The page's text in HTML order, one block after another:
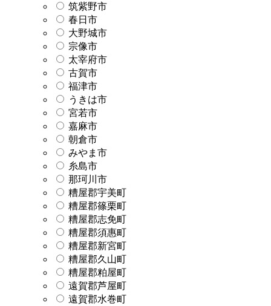
筑紫野市
春日市
大野城市
宗像市
太宰府市
古賀市
福津市
うきは市
宮若市
嘉麻市
朝倉市
みやま市
糸島市
那珂川市
糟屋郡宇美町
糟屋郡篠栗町
糟屋郡志免町
糟屋郡須惠町
糟屋郡新宮町
糟屋郡久山町
糟屋郡粕屋町
遠賀郡芦屋町
遠賀郡水巻町